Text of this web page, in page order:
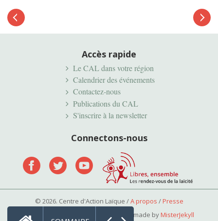
Article
précédent
Article
suivant
Accès rapide
Le CAL dans votre région
Calendrier des événements
Contactez-nous
Publications du CAL
S'inscrire à la newsletter
Connectons-nous
© 2026. Centre d'Action Laïque /A propos /Presse
Mentions légales
• Tailor made byMisterJekyll